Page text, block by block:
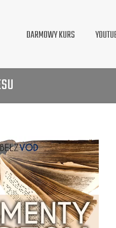
DARMOWY KURS